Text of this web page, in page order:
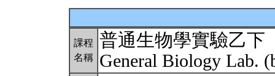
課程
名稱
普通生物學實驗乙下
General Biology Lab.